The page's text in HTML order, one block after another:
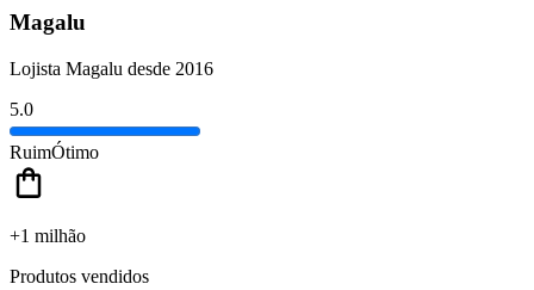
Magalu
Lojista Magalu desde 2016
5.0
RuimÓtimo
+1 milhão
Produtos vendidos